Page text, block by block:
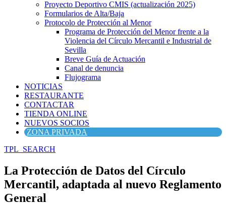
Proyecto Deportivo CMIS (actualización 2025)
Formularios de Alta/Baja
Protocolo de Protección al Menor
Programa de Protección del Menor frente a la
Violencia del Círculo Mercantil e Industrial de
Sevilla
Breve Guía de Actuación
Canal de denuncia
Flujograma
NOTICIAS
RESTAURANTE
CONTACTAR
TIENDA ONLINE
NUEVOS SOCIOS
ZONA PRIVADA
TPL_SEARCH
La Protección de Datos del Círculo
Mercantil, adaptada al nuevo Reglamento
General